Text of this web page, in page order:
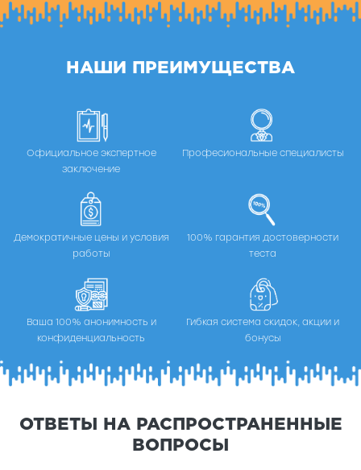
НАШИ ПРЕИМУЩЕСТВА
Официальное экспертное
заключение
Професиональные специалисты
Демократичные цены и условия
работы
100% гарантия достоверности
теста
Ваша 100% анонимность и
конфиденциальность
Гибкая система скидок, акции и
бонусы
ОТВЕТЫ НА РАСПРОСТРАНЕННЫЕ
ВОПРОСЫ